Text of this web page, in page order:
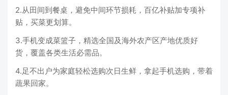
2.从田间到餐桌，避免中间环节损耗，百亿补贴加专项补
贴，买菜更划算。
3.手机变成菜篮子，精选全国及海外农产区产地优质好
货，覆盖各类生活必需品。
4.足不出户为家庭轻松选购次日生鲜，拿起手机选购，带着
蔬果回家。